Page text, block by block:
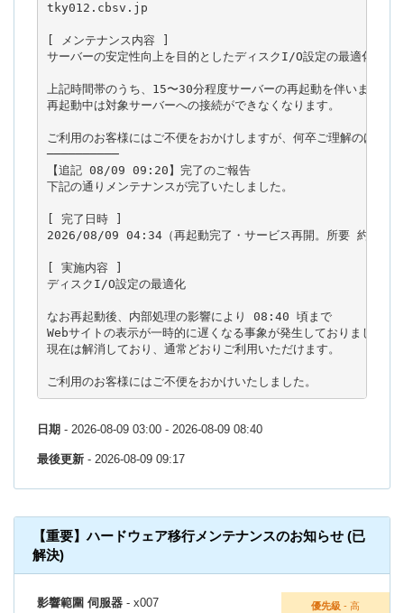
tky012.cbsv.jp
[ メンテナンス内容 ]
サーバーの安定性向上を目的としたディスクI/O設定の最適化を実
上記時間帯のうち、15〜30分程度サーバーの再起動を伴います。
再起動中は対象サーバーへの接続ができなくなります。
ご利用のお客様にはご不便をおかけしますが、何卒ご理解のほどお
──────────
【追記 08/09 09:20】完了のご報告
下記の通りメンテナンスが完了いたしました。
[ 完了日時 ]
2026/08/09 04:34（再起動完了・サービス再開。所要 約21分
[ 実施内容 ]
ディスクI/O設定の最適化
なお再起動後、内部処理の影響により 08:40 頃まで
Webサイトの表示が一時的に遅くなる事象が発生しておりました。
現在は解消しており、通常どおりご利用いただけます。
ご利用のお客様にはご不便をおかけいたしました。
日期 - 2026-08-09 03:00 - 2026-08-09 08:40
最後更新 - 2026-08-09 09:17
【重要】ハードウェア移行メンテナンスのお知らせ (已
解決)
優先級 - 高
影響範圍 伺服器 - x007